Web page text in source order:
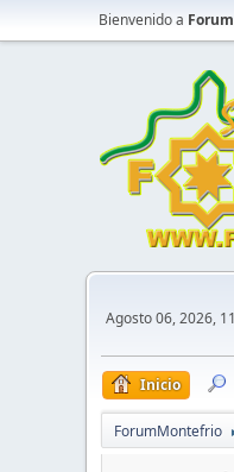
Bienvenido a
Agosto 06, 2026,
Inicio
ForumMontefrio